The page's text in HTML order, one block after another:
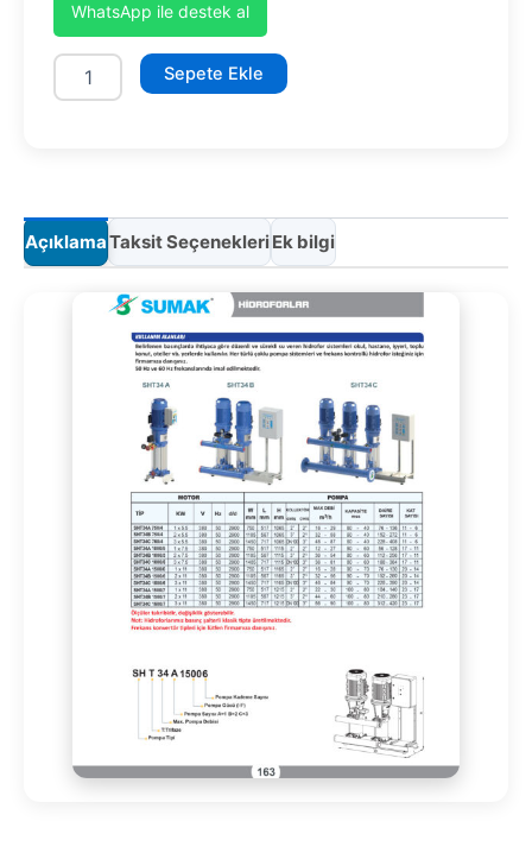
WhatsApp ile destek al
SHT34A1500/6Sepete Ekle
AçıklamaTaksit SeçenekleriEk bilgi